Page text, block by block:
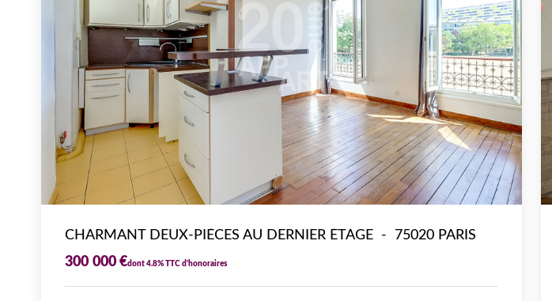
CHARMANT DEUX-PIÈCES AU DERNIER ÉTAGE - 75020 PARIS
300 000 €dont 4.8% TTC d'honoraires